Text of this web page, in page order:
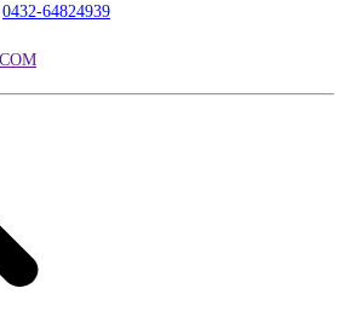
0432-64824939